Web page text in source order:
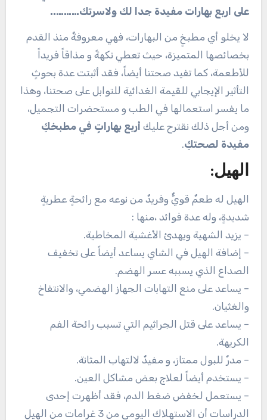
على اربع بهارات مفيدة جدا لك ولاسرتك………..
لا يخلو أي مطبخٍ من البهارات، فهي معروفةٌ منذ القدم
بخصائصها المتميزة، حيث تعطي نكهةً و مذاقاً فريداً
للأطعمة، كما تفيد صحتنا أيضاً، فقد أثبتت عدة بحوثٍ
التأثير الإيجابي للقيمة الغدائية للتوابل على صحتنا، وهذا
ما يفسر استعمالها في الطب و مستحضرات التجميل،
ومن أجل ذلك نقترح عليكأربع بهاراتٍ في مطبخكِ
مفيدة لصحتكِ.
الهيل:
الهيل له طعمٌ قويٌّ وفريدٌ من نوعه مع رائحةٍ عطريةٍ
شديدةٍ، وله عدة فوائد ،منها :
– يزيد الشهية ويهدئ الأغشية المخاطية.
– إضافة الهيل في الشاي يساعد أيضاً على تخفيف
الصداع الذي يسببه عسر الهضم.
– يساعد على منع التهابات الجهاز الهضمي، والانتفاخ
والغثيان.
– يساعد على قتل الجراثيم التي تسبب رائحة الفم
الكريهة.
– مدرٌ للبول ممتاز، و مفيدٌ لالتهاب المثانة.
– يستخدم أيضاً لعلاج بعض مشاكل العين.
– يستعمل لخفض ضغط الدم، فقد أظهرت إحدى
الدراسات أن الاستهلاك اليومي من 3 غرامات من الهيل